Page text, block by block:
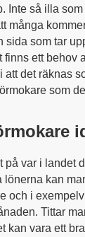
Inte så illa
många
sida som tar
finns ett behov
att det räknas
som
på var i landet
kan
och i
Tittar
kan vara ett